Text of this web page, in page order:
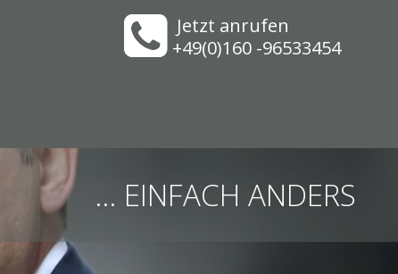
Jetzt anrufen
+49(0)160 -96533454
... EINFACH ANDERS